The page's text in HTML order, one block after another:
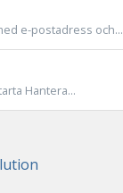
e-postadress och...
Hantera...